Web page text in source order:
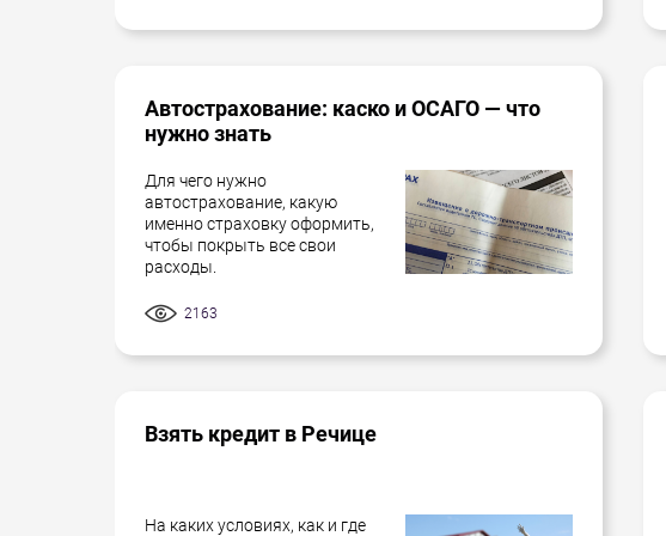
Автострахование: каско и ОСАГО — что
нужно знать
Для чего нужно
автострахование, какую
именно страховку оформить,
чтобы покрыть все свои
расходы.
2163
Взять кредит в Речице
На каких условиях, как и где